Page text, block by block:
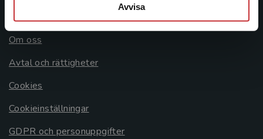
Avvisa
Om oss
Avtal och rättigheter
Cookies
Cookieinställningar
GDPR och personuppgifter